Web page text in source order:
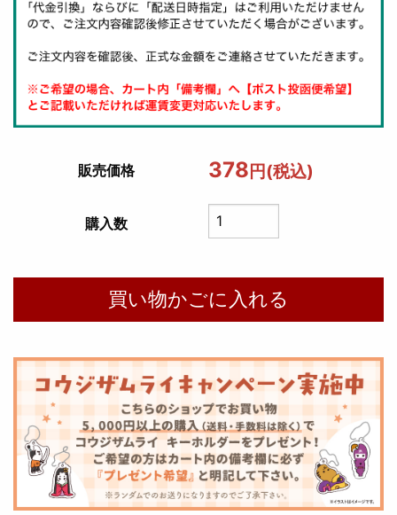
販売価格 378円(税込)
購入数